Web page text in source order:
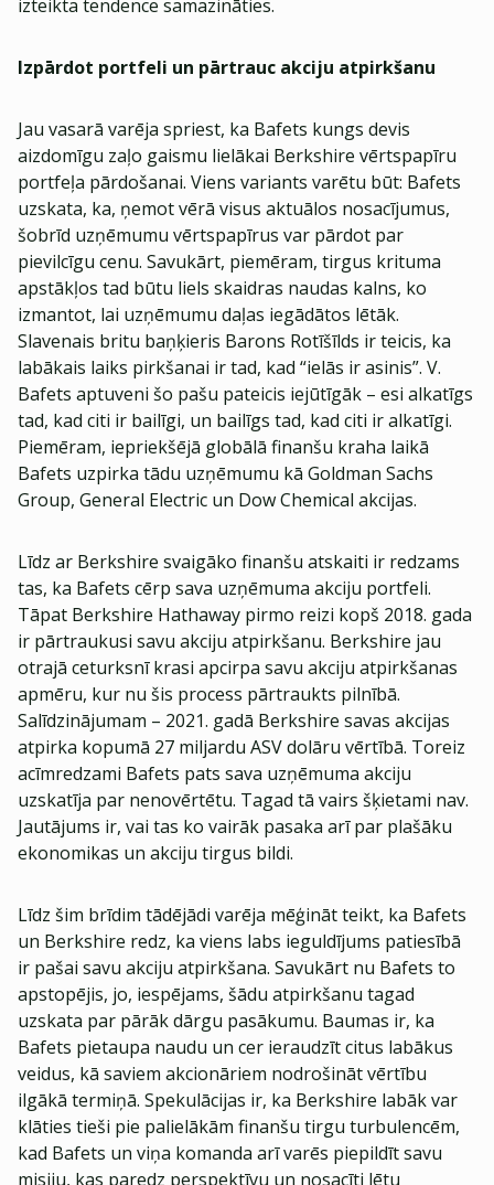
izteikta tendence samazināties.
Izpārdot portfeli un pārtrauc akciju atpirkšanu
Jau vasarā varēja spriest, ka Bafets kungs devis
aizdomīgu zaļo gaismu lielākai Berkshire vērtspapīru
portfeļa pārdošanai. Viens variants varētu būt: Bafets
uzskata, ka, ņemot vērā visus aktuālos nosacījumus,
šobrīd uzņēmumu vērtspapīrus var pārdot par
pievilcīgu cenu. Savukārt, piemēram, tirgus krituma
apstākļos tad būtu liels skaidras naudas kalns, ko
izmantot, lai uzņēmumu daļas iegādātos lētāk.
Slavenais britu baņķieris Barons Rotīšīlds ir teicis, ka
labākais laiks pirkšanai ir tad, kad “ielās ir asinis”. V.
Bafets aptuveni šo pašu pateicis iejūtīgāk – esi alkatīgs
tad, kad citi ir bailīgi, un bailīgs tad, kad citi ir alkatīgi.
Piemēram, iepriekšējā globālā finanšu kraha laikā
Bafets uzpirka tādu uzņēmumu kā Goldman Sachs
Group, General Electric un Dow Chemical akcijas.
Līdz ar Berkshire svaigāko finanšu atskaiti ir redzams
tas, ka Bafets cērp sava uzņēmuma akciju portfeli.
Tāpat Berkshire Hathaway pirmo reizi kopš 2018. gada
ir pārtraukusi savu akciju atpirkšanu. Berkshire jau
otrajā ceturksnī krasi apcirpa savu akciju atpirkšanas
apmēru, kur nu šis process pārtraukts pilnībā.
Salīdzinājumam – 2021. gadā Berkshire savas akcijas
atpirka kopumā 27 miljardu ASV dolāru vērtībā. Toreiz
acīmredzami Bafets pats sava uzņēmuma akciju
uzskatīja par nenovērtētu. Tagad tā vairs šķietami nav.
Jautājums ir, vai tas ko vairāk pasaka arī par plašāku
ekonomikas un akciju tirgus bildi.
Līdz šim brīdim tādējādi varēja mēģināt teikt, ka Bafets
un Berkshire redz, ka viens labs ieguldījums patiesībā
ir pašai savu akciju atpirkšana. Savukārt nu Bafets to
apstopējis, jo, iespējams, šādu atpirkšanu tagad
uzskata par pārāk dārgu pasākumu. Baumas ir, ka
Bafets pietaupa naudu un cer ieraudzīt citus labākus
veidus, kā saviem akcionāriem nodrošināt vērtību
ilgākā termiņā. Spekulācijas ir, ka Berkshire labāk var
klāties tieši pie palielākām finanšu tirgu turbulencēm,
kad Bafets un viņa komanda arī varēs piepildīt savu
misiju, kas paredz perspektīvu un nosacīti lētu